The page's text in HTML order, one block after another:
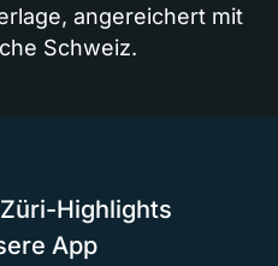
angereichert mit
Schweiz.
Highlights
App